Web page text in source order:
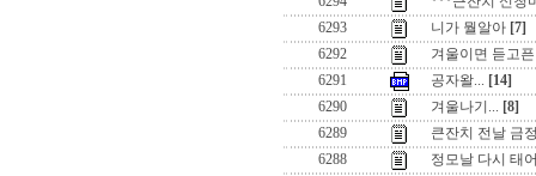
6293
니가 뭘알아 [7]
6292
겨울이면 듣고
6291
공자왈... [14]
6290
겨울나기... [8]
6289
큰잔치 전날 금
6288
정모날 다시 태